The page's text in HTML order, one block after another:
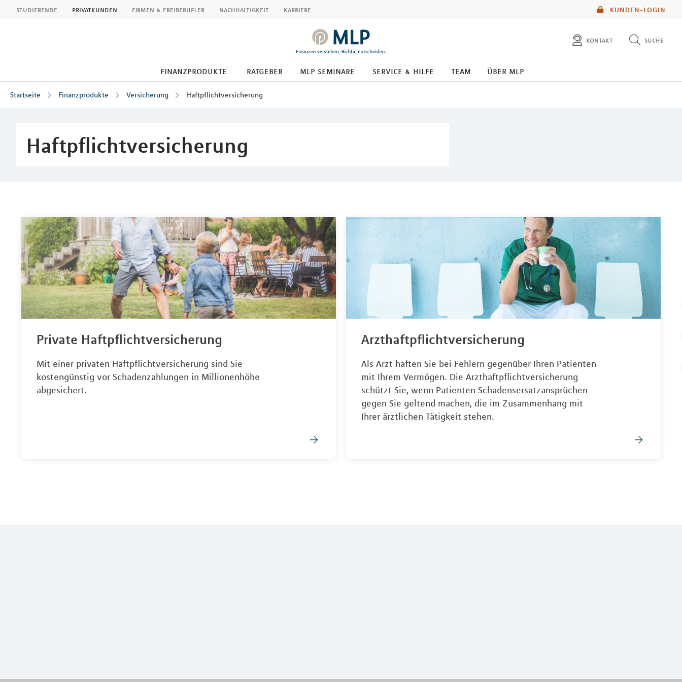
KUNDEN-LOGIN
studierende privatkunden firmen & freiberufler nachhaltigkeit karriere
kontakt suche
finanzprodukte ratgeber mlp seminare service & hilfe team über mlp
Startseite Finanzprodukte Versicherung Haftpflichtversicherung
Haftpflichtversicherung
Private Haftpflichtversicherung
Mit einer privaten Haftpflichtversicherung sind Sie
kostengünstig vor Schadenzahlungen in Millionenhöhe
abgesichert.
Arzthaftpflichtversicherung
Als Arzt haften Sie bei Fehlern gegenüber Ihren Patienten
mit Ihrem Vermögen. Die Arzthaftpflichtversicherung
schützt Sie, wenn Patienten Schadensersatzansprüchen
gegen Sie geltend machen, die im Zusammenhang mit
Ihrer ärztlichen Tätigkeit stehen.